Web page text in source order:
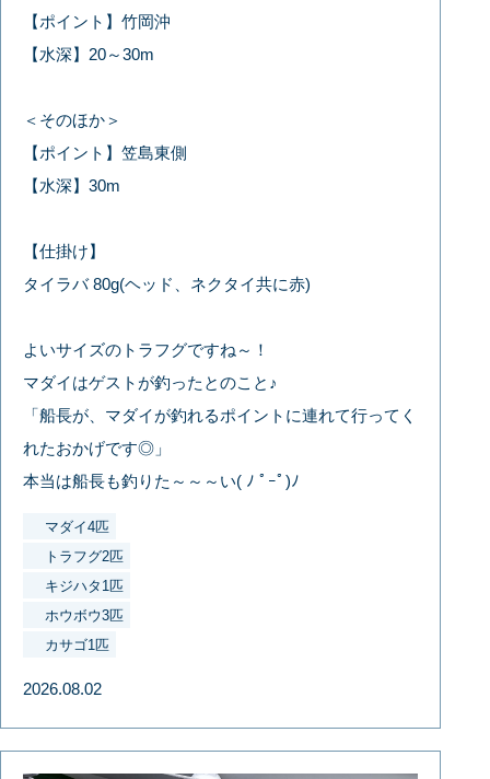
【ポイント】竹岡沖
【水深】20～30m
＜そのほか＞
【ポイント】笠島東側
【水深】30m
【仕掛け】
タイラバ 80g(ヘッド、ネクタイ共に赤)
よいサイズのトラフグですね～！
マダイはゲストが釣ったとのこと♪
「船長が、マダイが釣れるポイントに連れて行ってく
れたおかげです◎」
本当は船長も釣りた～～～い( ﾉ ﾟｰﾟ)ﾉ
マダイ4匹
トラフグ2匹
キジハタ1匹
ホウボウ3匹
カサゴ1匹
2026.08.02